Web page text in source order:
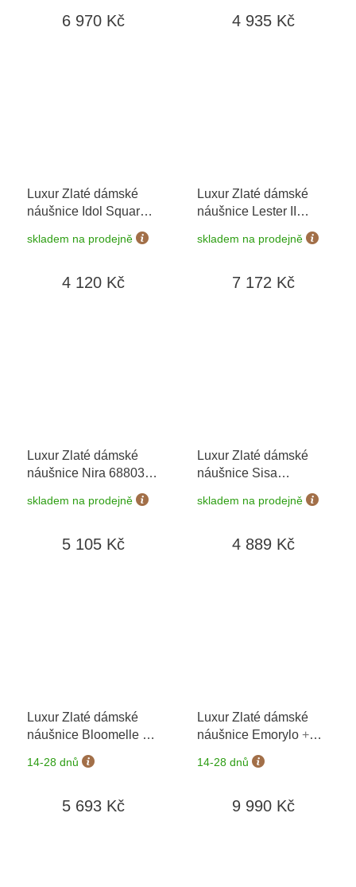
6 970 Kč 4 935 Kč
Luxur Zlaté dámské
náušnice Idol Square
výměny do 90 dní
skladem na prodejně
4 120 Kč
Luxur Zlaté dámské
náušnice Lester II
výměny do 90 dní
skladem na prodejně
7 172 Kč
Luxur Zlaté dámské
náušnice Nira 6880353
+ možnost výměny do
90 dní
skladem na prodejně
5 105 Kč
Luxur Zlaté dámské
náušnice Sisa
skladem na prodejně
4 889 Kč
Luxur Zlaté dámské
náušnice Bloomelle +
možnost výměny do 90
dní
14-28 dnů
5 693 Kč
Luxur Zlaté dámské
náušnice Emorylo +
možnost výměny do 90
dní
14-28 dnů
9 990 Kč